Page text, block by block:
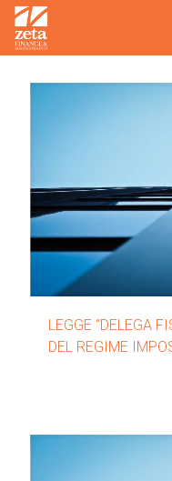
LEGGE “DELEGA
DEL REGIME